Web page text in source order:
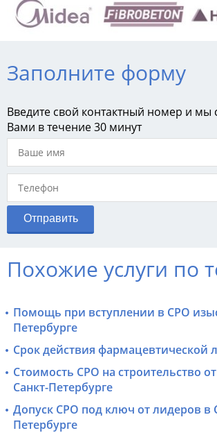
Заполните форму
Введите свой контактный номер и мы
Вами в течение 30 минут
Похожие услуги по
Помощь при вступлении в СРО
Петербурге
Срок действия фармацевтической
Стоимость СРО на строительство
Санкт-Петербурге
Допуск СРО под ключ от лидеров в
Петербурге